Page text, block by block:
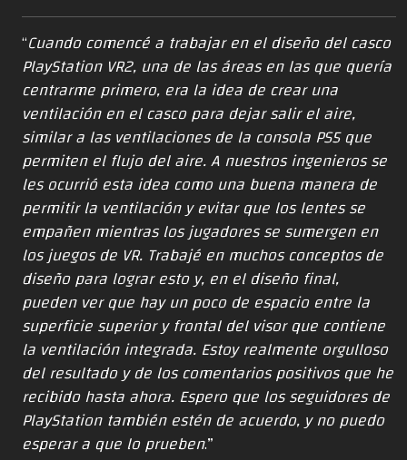
“Cuando comencé a trabajar en el diseño del casco
PlayStation VR2, una de las áreas en las que quería
centrarme primero, era la idea de crear una
ventilación en el casco para dejar salir el aire,
similar a las ventilaciones de la consola PS5 que
permiten el flujo del aire. A nuestros ingenieros se
les ocurrió esta idea como una buena manera de
permitir la ventilación y evitar que los lentes se
empañen mientras los jugadores se sumergen en
los juegos de VR. Trabajé en muchos conceptos de
diseño para lograr esto y, en el diseño final,
pueden ver que hay un poco de espacio entre la
superficie superior y frontal del visor que contiene
la ventilación integrada. Estoy realmente orgulloso
del resultado y de los comentarios positivos que he
recibido hasta ahora. Espero que los seguidores de
PlayStation también estén de acuerdo, y no puedo
esperar a que lo prueben.”